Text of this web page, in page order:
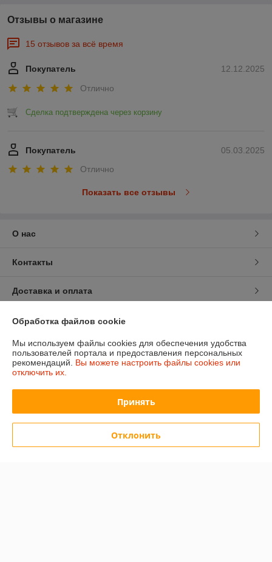
Отзывы о магазине
15 отзывов за всё время
12.12.2025
Покупатель
Отлично
Сделка подтверждена через корзину
05.03.2025
Покупатель
Отлично
Показать все отзывы
О нас
Контакты
Доставка и оплата
График работы
Полная версия сайта
Политика обработки cookies
Сайт создан на платформе Deal.by
Обработка файлов cookie
Мы используем файлы cookies для обеспечения удобства
пользователей портала и предоставления персональных
рекомендаций. Вы можете настроить файлы cookies или
отключить их.
Принять
Отклонить